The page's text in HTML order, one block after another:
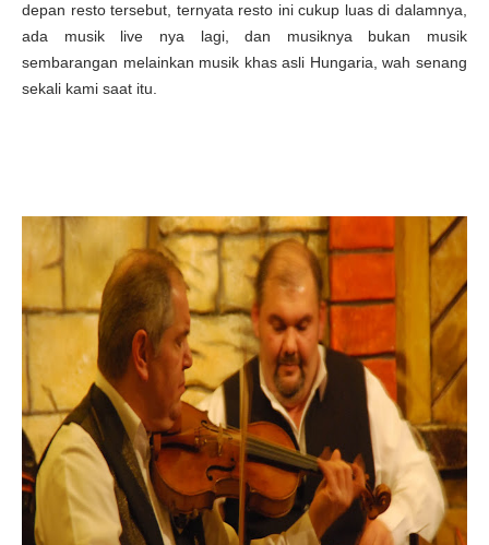
depan resto tersebut, ternyata resto ini cukup luas di dalamnya,
ada musik live nya lagi, dan musiknya bukan musik
sembarangan melainkan musik khas asli Hungaria, wah senang
sekali kami saat itu.